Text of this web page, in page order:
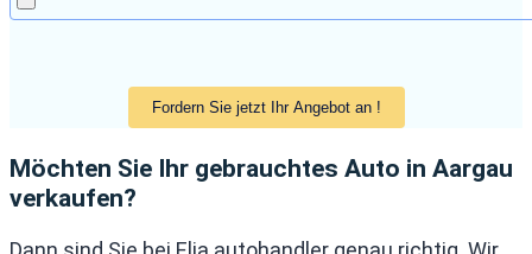
Möchten Sie Ihr gebrauchtes Auto in Aargau
verkaufen?